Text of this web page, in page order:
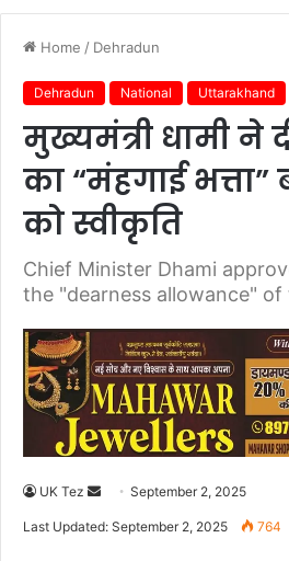
Home / Dehradun
Dehradun National Uttarakhand
मुख्यमंत्री धामी ने
का “मंहगाई
को स्वीकृति
Chief Minister Dhami
the "dearness allowance" of
UK Tez
e
September 2, 2025
Last Updated: September 2, 2025 764